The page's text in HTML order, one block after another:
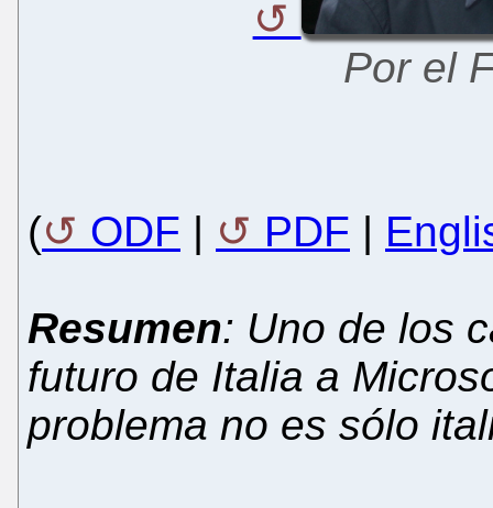
Por el
( ODF | PDF |
Resumen: Uno de los
futuro de Italia a
problema no es sólo